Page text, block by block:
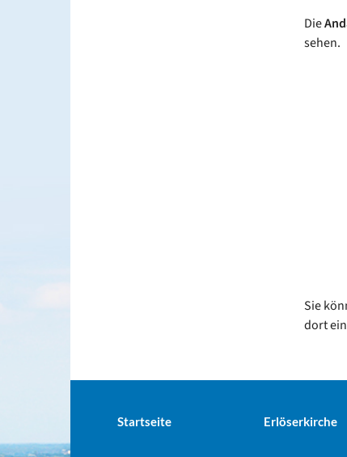
Die
sehen.
Sie
dort
Startseite Erlöserkirche